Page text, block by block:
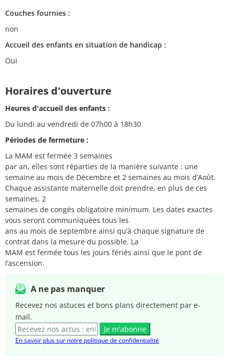
Couches fournies :
non
Accueil des enfants en situation de handicap :
Oui
Horaires d'ouverture
Heures d'accueil des enfants :
Du lundi au vendredi de 07h00 à 18h30
Périodes de fermeture :
La MAM est fermée 3 semaines
par an, elles sont réparties de la manière suivante : une
semaine au mois de Décembre et 2 semaines au mois d’Août.
Chaque assistante maternelle doit prendre, en plus de ces
semaines, 2
semaines de congés obligatoire minimum. Les dates exactes
vous seront communiquées tous les
ans au mois de septembre ainsi qu’à chaque signature de
contrat dans la mesure du possible. La
MAM est fermée tous les jours fériés ainsi que le pont de
l’ascension.
A ne pas manquer
Recevez nos astuces et bons plans directement par e-
mail.
Je m'abonne
En savoir plus sur notre politique de confidentialité